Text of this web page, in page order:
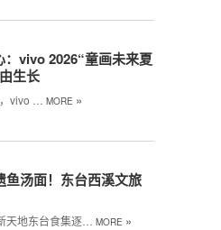
vivo 2026“童画未来夏
生长
vivo … MORE »
鱼汤面！东台西溪文旅
天地东台食集逐… MORE »